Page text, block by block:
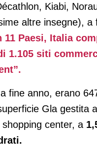
Kiabi,
altre insegne), a
11 Paesi, Italia
1.105 siti
fine anno, erano
Gla gestita
center, a